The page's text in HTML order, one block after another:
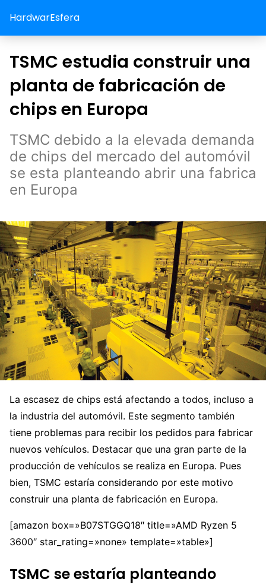
HardwarEsfera
TSMC estudia construir una
planta de fabricación de
chips en Europa
TSMC debido a la elevada demanda
de chips del mercado del automóvil
se esta planteando abrir una fabrica
en Europa
La escasez de chips está afectando a todos, incluso a
la industria del automóvil. Este segmento también
tiene problemas para recibir los pedidos para fabricar
nuevos vehículos. Destacar que una gran parte de la
producción de vehículos se realiza en Europa. Pues
bien, TSMC estaría considerando por este motivo
construir una planta de fabricación en Europa.
[amazon box=»B07STGGQ18″ title=»AMD Ryzen 5
3600″ star_rating=»none» template=»table»]
TSMC se estaría planteando